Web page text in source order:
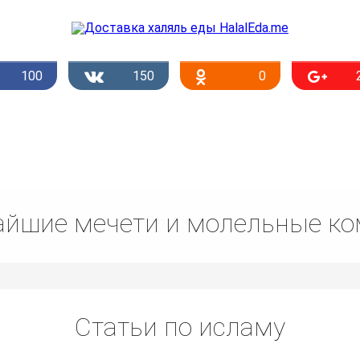
100 150 0
мечети и молельные
Списком
Статьи по исламу